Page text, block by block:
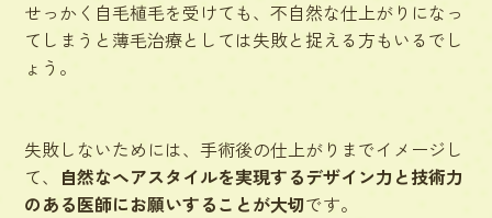
せっかく自毛植毛を受けても、不自然な仕上がりになっ
てしまうと薄毛治療としては失敗と捉える方もいるでし
ょう。
失敗しないためには、手術後の仕上がりまでイメージし
て、
自然なヘアスタイルを実現するデザイン力と技術力
のある医師にお願いすることが大切です。